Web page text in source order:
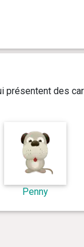
présentent des
Penny